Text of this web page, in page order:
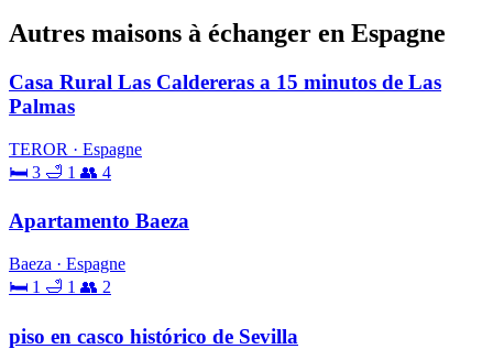
Autres maisons à échanger en Espagne
Casa Rural Las Caldereras a 15 minutos de Las
Palmas
TEROR · Espagne
🛏 3 🛁 1 👥 4
Apartamento Baeza
Baeza · Espagne
🛏 1 🛁 1 👥 2
piso en casco histórico de Sevilla